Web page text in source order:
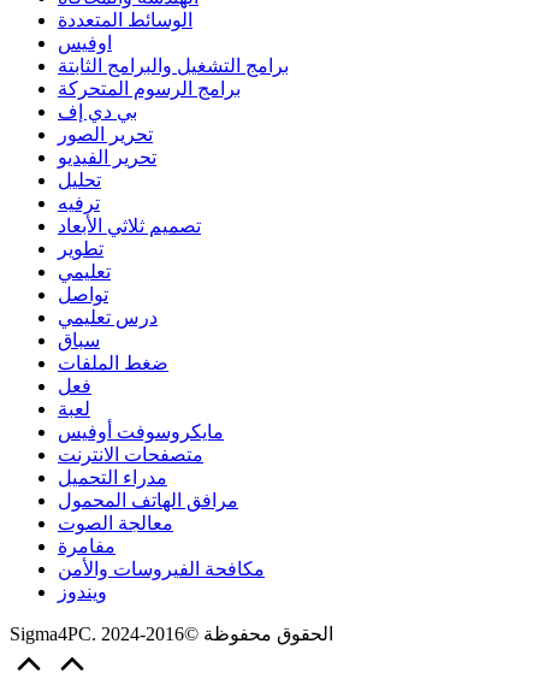
الوسائط المتعددة
اوفيس
برامج التشغيل والبرامج الثابتة
برامج الرسوم المتحركة
بي دي إف
تحرير الصور
تحرير الفيديو
تحليل
ترفيه
تصميم ثلاثي الأبعاد
تطوير
تعليمي
تواصل
درس تعليمي
سباق
ضغط الملفات
فعل
لعبة
مايكروسوفت أوفيس
متصفحات الانترنت
مدراء التحميل
مرافق الهاتف المحمول
معالجة الصوت
مفامرة
مكافحة الفيروسات والأمن
ويندوز
Sigma4PC. الحقوق محفوظة ©2016-2024